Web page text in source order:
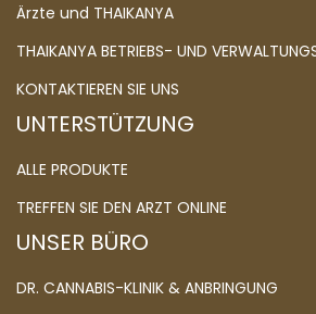
Ärzte und THAIKANYA
THAIKANYA BETRIEBS- UND
KONTAKTIEREN SIE UNS
UNTERSTÜTZUNG
ALLE PRODUKTE
TREFFEN SIE DEN ARZT ONLINE
UNSER BÜRO
DR. CANNABIS-KLINIK & ANBRINGUNG